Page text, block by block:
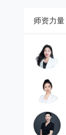
师资力量